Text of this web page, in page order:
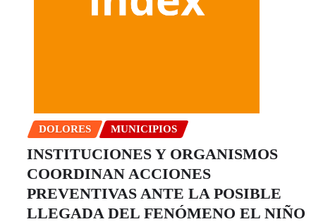
DOLORES MUNICIPIOS
INSTITUCIONES Y ORGANISMOS
COORDINAN ACCIONES
PREVENTIVAS ANTE LA POSIBLE
LLEGADA DEL FENÓMENO EL NIÑO